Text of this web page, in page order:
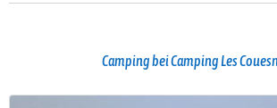
Camping bei Camping Les